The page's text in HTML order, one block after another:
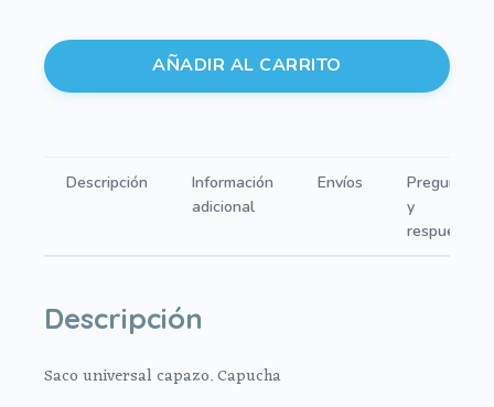
Saco
capazo
interior
AÑADIR AL CARRITO
Descripción
Información
adicional
Envíos
Preguntas
y
respuestas
Descripción
Saco universal capazo. Capucha